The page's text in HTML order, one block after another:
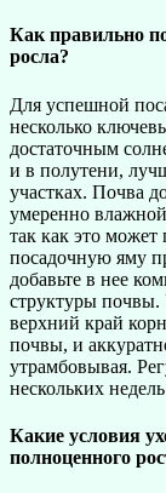
Как правильно
росла?
Для успешной
несколько
достаточным
и в полутени,
участках. Почва
умеренно
так как это
посадочную яму
добавьте в нее
структуры почвы.
верхний край
почвы, и
утрамбовывая.
нескольких
Какие условия
полноценного